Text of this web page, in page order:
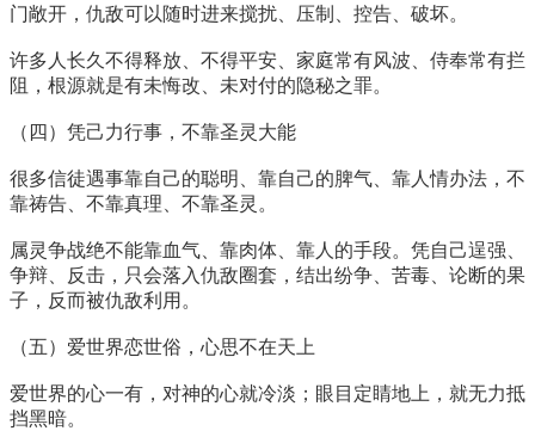
门敞开，仇敌可以随时进来搅扰、压制、控告、破坏。
许多人长久不得释放、不得平安、家庭常有风波、侍奉常有拦
阻，根源就是有未悔改、未对付的隐秘之罪。
（四）凭己力行事，不靠圣灵大能
很多信徒遇事靠自己的聪明、靠自己的脾气、靠人情办法，不
靠祷告、不靠真理、不靠圣灵。
属灵争战绝不能靠血气、靠肉体、靠人的手段。凭自己逞强、
争辩、反击，只会落入仇敌圈套，结出纷争、苦毒、论断的果
子，反而被仇敌利用。
（五）爱世界恋世俗，心思不在天上
爱世界的心一有，对神的心就冷淡；眼目定睛地上，就无力抵
挡黑暗。